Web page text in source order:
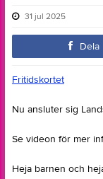
31 jul 2025
Dela
Fritidskortet
Nu ansluter sig
Se videon för mer
Heja barnen och